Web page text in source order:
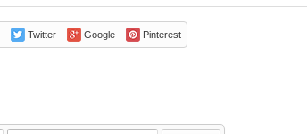
Twitter Google Pinterest